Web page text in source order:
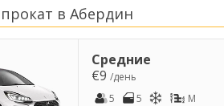
в Абердин
Средние
€9/день
5
5 M